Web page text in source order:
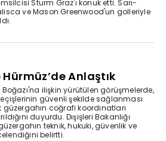
Sturm Graz'ı konuk etti. Sarı-
ve Mason Greenwood'un golleriyle
Anlaştık
ilişkin yürütülen görüşmelerde,
güvenli şekilde sağlanması
coğrafi koordinatları
duyurdu. Dışişleri Bakanlığı
teknik, hukuki, güvenlik ve
belirtti.